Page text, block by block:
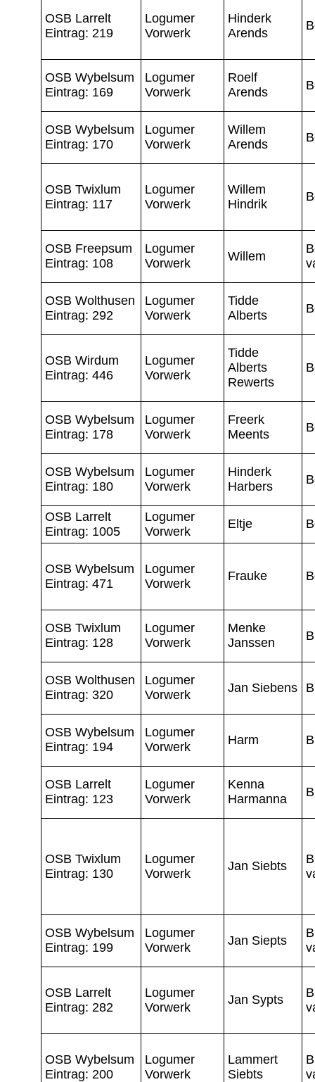
OSB Larrelt
Eintrag: 219
Logumer
Vorwerk
Hinderk
Arends
OSB Wybelsum
Eintrag: 169
Logumer
Vorwerk
Roelf
Arends
OSB Wybelsum
Eintrag: 170
Logumer
Vorwerk
Willem
Arends
OSB Twixlum
Eintrag: 117
Logumer
Vorwerk
Willem
Hindrik
OSB Freepsum
Eintrag: 108
Logumer
Vorwerk
Willem
OSB Wolthusen
Eintrag: 292
Logumer
Vorwerk
Tidde
Alberts
OSB Wirdum
Eintrag: 446
Logumer
Vorwerk
Tidde
Alberts
Rewerts
OSB Wybelsum
Eintrag: 178
Logumer
Vorwerk
Freerk
Meents
OSB Wybelsum
Eintrag: 180
Logumer
Vorwerk
Hinderk
Harbers
OSB Larrelt
Eintrag: 1005
Logumer
Vorwerk
Eltje
OSB Wybelsum
Eintrag: 471
Logumer
Vorwerk
Frauke
OSB Twixlum
Eintrag: 128
Logumer
Vorwerk
Menke
Janssen
OSB Wolthusen
Eintrag: 320
Logumer
Vorwerk
Jan Siebens
OSB Wybelsum
Eintrag: 194
Logumer
Vorwerk
Harm
OSB Larrelt
Eintrag: 123
Logumer
Vorwerk
Kenna
Harmanna
OSB Twixlum
Eintrag: 130
Logumer
Vorwerk
Jan Siebts
OSB Wybelsum
Eintrag: 199
Logumer
Vorwerk
Jan Siepts
OSB Larrelt
Eintrag: 282
Logumer
Vorwerk
Jan Sypts
OSB Wybelsum
Eintrag: 200
Logumer
Vorwerk
Lammert
Siebts